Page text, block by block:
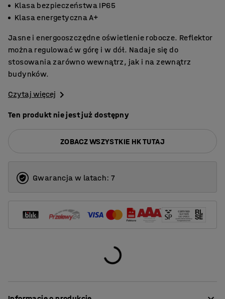
Klasa bezpieczeństwa IP65
Klasa energetyczna A+
Jasne i energooszczędne oświetlenie robocze. Reflektor
można regulować w górę i w dół. Nadaje się do
stosowania zarówno wewnątrz, jak i na zewnątrz
budynków.
Czytaj więcej
Ten produkt nie jest już dostępny
ZOBACZ WSZYSTKIE HK TUTAJ
Gwarancja w latach: 7